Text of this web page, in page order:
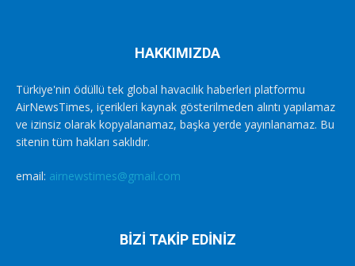
HAKKIMIZDA
Türkiye'nin ödüllü tek global havacılık haberleri platformu
AirNewsTimes, içerikleri kaynak gösterilmeden alıntı yapılamaz
ve izinsiz olarak kopyalanamaz, başka yerde yayınlanamaz. Bu
sitenin tüm hakları saklıdır.
email: airnewstimes@gmail.com
BİZİ TAKİP EDİNİZ